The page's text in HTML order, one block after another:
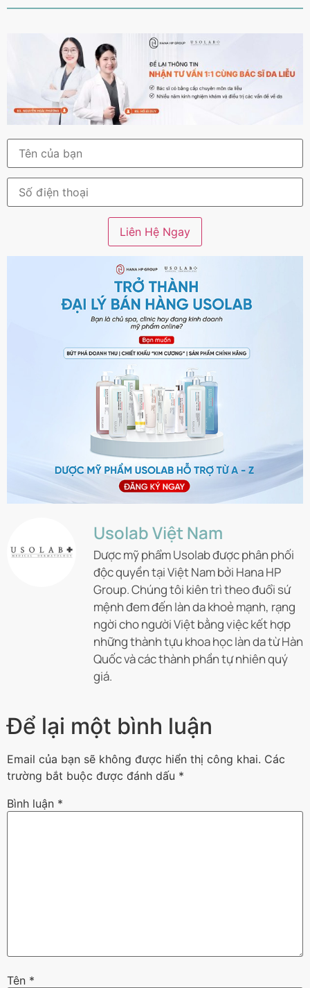
Usolab Việt Nam
Dược mỹ phẩm Usolab được phân phối
độc quyền tại Việt Nam bởi Hana HP
Group. Chúng tôi kiên trì theo đuổi sứ
mệnh đem đến làn da khoẻ mạnh, rạng
ngời cho người Việt bằng việc kết hợp
những thành tựu khoa học làn da từ Hàn
Quốc và các thành phần tự nhiên quý
giá.
Để lại một bình luận
Email của bạn sẽ không được hiển thị công khai. Các
trường bắt buộc được đánh dấu *
Bình luận *
Tên *